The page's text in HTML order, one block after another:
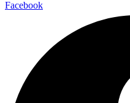
Facebook